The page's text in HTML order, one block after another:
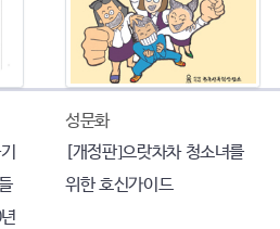
성문화
[개정판]으랏차차 청소녀를
위한 호신가이드